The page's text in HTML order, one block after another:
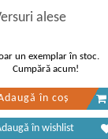
alese
un exemplar în stoc.
Cumpără acum!
în coș
în wishlist